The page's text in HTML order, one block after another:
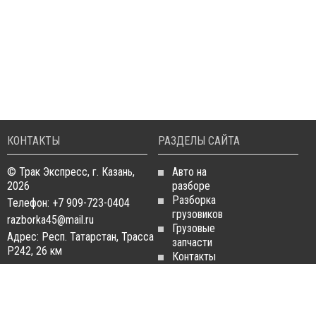
КОНТАКТЫ
© Трак Экспресс, г. Казань,
2026
Телефон: +7 909-723-0404
razborka45@mail.ru
Адрес: Респ. Татарстан, Трасса
Р242, 26 км
РАЗДЕЛЫ САЙТА
Авто на
разборе
Разборка
грузовиков
Грузовые
запчасти
Контакты